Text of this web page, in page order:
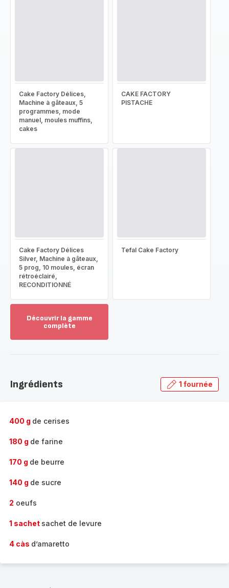
Cake Factory Délices,
Machine à gâteaux, 5
programmes, mode
manuel, moules muffins,
cakes
CAKE FACTORY
PISTACHE
Cake Factory Délices
Silver, Machine à gâteaux,
5 prog, 10 moules, écran
rétroéclairé,
RECONDITIONNÉ
Tefal Cake Factory
Découvrir la gamme
complète
gamme
Ingrédients 1 fournée
400 g de cerises
180 g de farine
170 g de beurre
140 g de sucre
2 oeufs
1 sachet sachet de levure
4 càs d’amaretto